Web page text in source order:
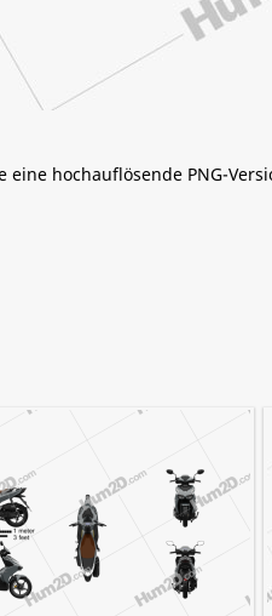
hochauflösende PNG-